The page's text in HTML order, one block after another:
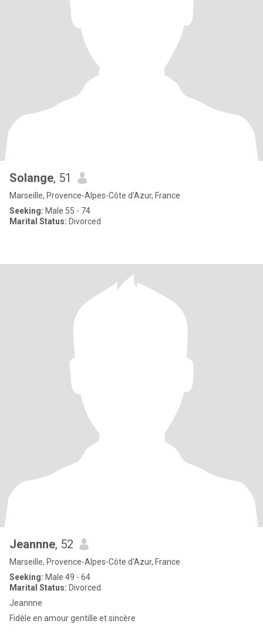
Solange, 51
Marseille, Provence-Alpes-Côte d'Azur, France
Seeking: Male 55 - 74
Marital Status: Divorced
Jeannne, 52
Marseille, Provence-Alpes-Côte d'Azur, France
Seeking: Male 49 - 64
Marital Status: Divorced
Jeannne
Fidèle en amour gentille et sincère